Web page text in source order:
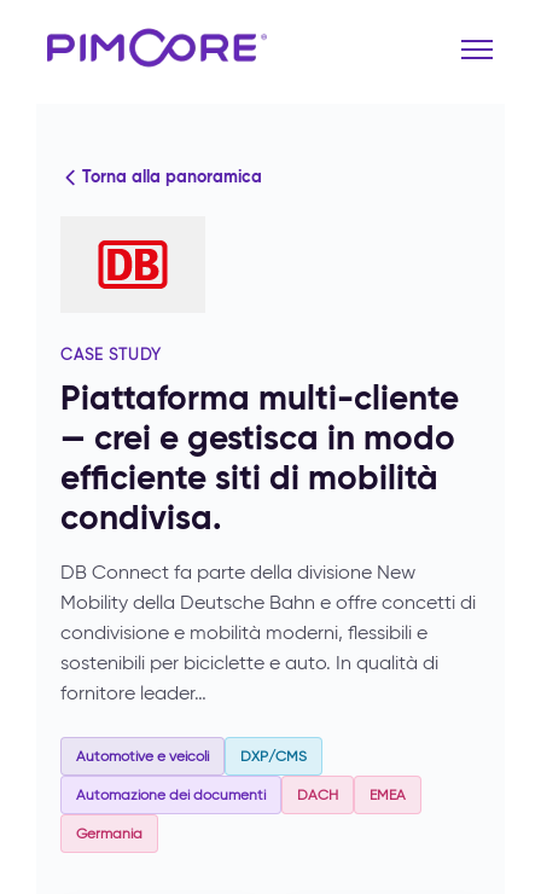
Torna alla panoramica
CASE STUDY
Piattaforma multi-cliente
— crei e gestisca in modo
efficiente siti di mobilità
condivisa.
DB Connect fa parte della divisione New
Mobility della Deutsche Bahn e offre concetti di
condivisione e mobilità moderni, flessibili e
sostenibili per biciclette e auto. In qualità di
fornitore leader…
Automotive e veicoli DXP/CMS
Automazione dei documenti DACH EMEA
Germania